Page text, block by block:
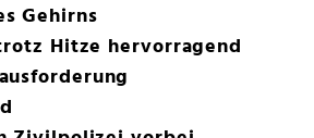
Gehirns
Hitze hervorragend